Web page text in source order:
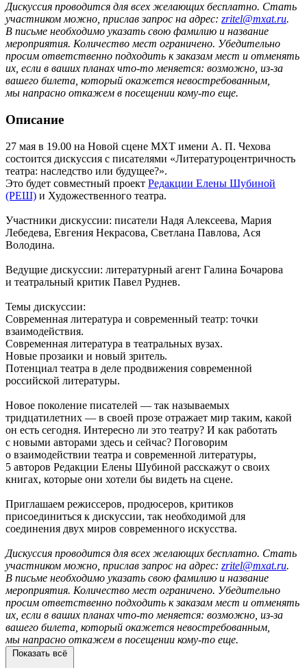
Дискуссия проводится для всех желающих бесплатно. Стать
участником можно, прислав запрос на адрес: zritel@mxat.ru.
В письме необходимо указать свою фамилию и название
мероприятия. Количество мест ограничено. Убедительно
просим ответственно подходить к заказам мест и отменять
их, если в ваших планах что-то меняется: возможно, из-за
вашего билета, который окажется невостребованным,
мы напрасно откажем в посещении кому-то еще.
Описание
27 мая в 19.00 на Новой сцене МХТ имени А. П. Чехова
состоится дискуссия с писателями «Литературоцентричность
театра: наследство или будущее?».
Это будет совместный проект Редакции Елены Шубиной
(РЕШ) и Художественного театра.
Участники дискуссии: писатели Надя Алексеева, Мария
Лебедева, Евгения Некрасова, Светлана Павлова, Ася
Володина.
Ведущие дискуссии: литературный агент Галина Бочарова
и театральный критик Павел Руднев.
Темы дискуссии:
Современная литература и современный театр: точки
взаимодействия.
Современная литература в театральных вузах.
Новые прозаики и новый зритель.
Потенциал театра в деле продвижения современной
российской литературы.
Новое поколение писателей — так называемых
тридцатилетних — в своей прозе отражает мир таким, какой
он есть сегодня. Интересно ли это театру? И как работать
с новыми авторами здесь и сейчас? Поговорим
о взаимодействии театра и современной литературы,
5 авторов Редакции Елены Шубиной расскажут о своих
книгах, которые они хотели бы видеть на сцене.
Приглашаем режиссеров, продюсеров, критиков
присоединиться к дискуссии, так необходимой для
соединения двух миров современного искусства.
Дискуссия проводится для всех желающих бесплатно. Стать
участником можно, прислав запрос на адрес: zritel@mxat.ru.
В письме необходимо указать свою фамилию и название
мероприятия. Количество мест ограничено. Убедительно
просим ответственно подходить к заказам мест и отменять
их, если в ваших планах что-то меняется: возможно, из-за
вашего билета, который окажется невостребованным,
мы напрасно откажем в посещении кому-то еще.
Показать всё